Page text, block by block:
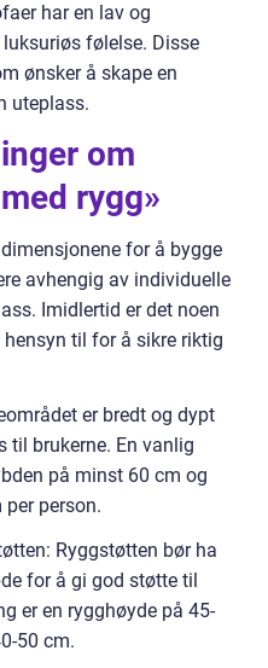
har en lav og
følelse. Disse
ønsker å skape en
uteplass.
om
rygg»
for å bygge
avhengig av individuelle
Imidlertid er det noen
til for å sikre riktig
er bredt og dypt
til brukerne. En vanlig
på minst 60 cm og
person.
Ryggstøtten bør ha
for å gi god støtte til
er en rygghøyde på 45-
50 cm.